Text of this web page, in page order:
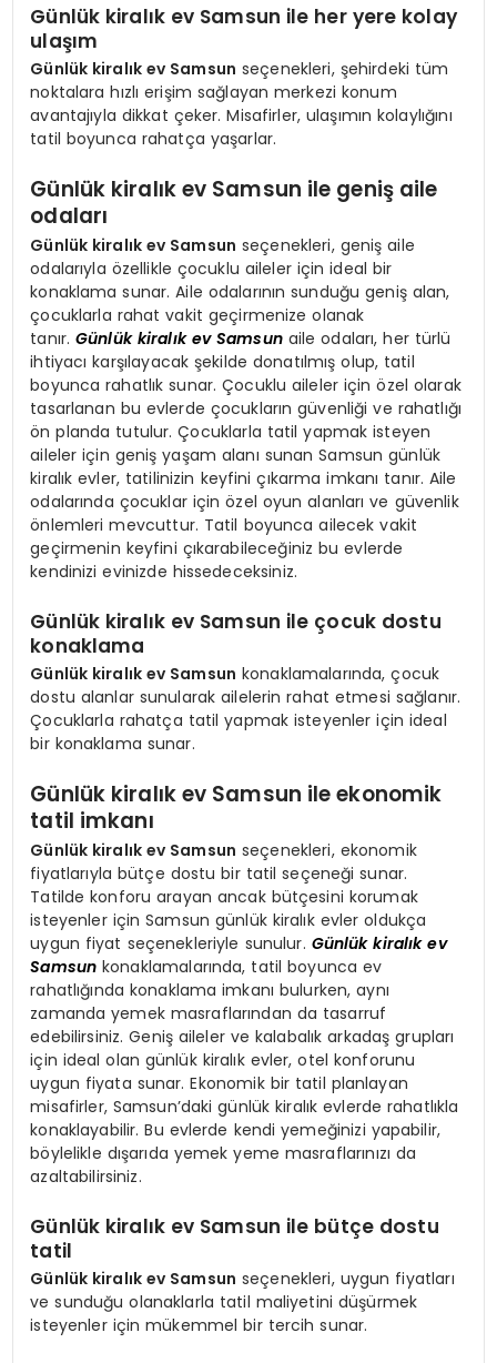
Günlük kiralık ev Samsun ile her yere kolay
ulaşım
Günlük kiralık ev Samsun seçenekleri, şehirdeki tüm
noktalara hızlı erişim sağlayan merkezi konum
avantajıyla dikkat çeker. Misafirler, ulaşımın kolaylığını
tatil boyunca rahatça yaşarlar.
Günlük kiralık ev Samsun ile geniş aile
odaları
Günlük kiralık ev Samsun seçenekleri, geniş aile
odalarıyla özellikle çocuklu aileler için ideal bir
konaklama sunar. Aile odalarının sunduğu geniş alan,
çocuklarla rahat vakit geçirmenize olanak
tanır.Günlük kiralık ev Samsunaile odaları, her türlü
ihtiyacı karşılayacak şekilde donatılmış olup, tatil
boyunca rahatlık sunar. Çocuklu aileler için özel olarak
tasarlanan bu evlerde çocukların güvenliği ve rahatlığı
ön planda tutulur. Çocuklarla tatil yapmak isteyen
aileler için geniş yaşam alanı sunan Samsun günlük
kiralık evler, tatilinizin keyfini çıkarma imkanı tanır. Aile
odalarında çocuklar için özel oyun alanları ve güvenlik
önlemleri mevcuttur. Tatil boyunca ailecek vakit
geçirmenin keyfini çıkarabileceğiniz bu evlerde
kendinizi evinizde hissedeceksiniz.
Günlük kiralık ev Samsun ile çocuk dostu
konaklama
Günlük kiralık ev Samsun konaklamalarında, çocuk
dostu alanlar sunularak ailelerin rahat etmesi sağlanır.
Çocuklarla rahatça tatil yapmak isteyenler için ideal
bir konaklama sunar.
Günlük kiralık ev Samsun ile ekonomik
tatil imkanı
Günlük kiralık ev Samsun seçenekleri, ekonomik
fiyatlarıyla bütçe dostu bir tatil seçeneği sunar.
Tatilde konforu arayan ancak bütçesini korumak
isteyenler için Samsun günlük kiralık evler oldukça
uygun fiyat seçenekleriyle sunulur. Günlük kiralık ev
Samsun konaklamalarında, tatil boyunca ev
rahatlığında konaklama imkanı bulurken, aynı
zamanda yemek masraflarından da tasarruf
edebilirsiniz. Geniş aileler ve kalabalık arkadaş grupları
için ideal olan günlük kiralık evler, otel konforunu
uygun fiyata sunar. Ekonomik bir tatil planlayan
misafirler, Samsun’daki günlük kiralık evlerde rahatlıkla
konaklayabilir. Bu evlerde kendi yemeğinizi yapabilir,
böylelikle dışarıda yemek yeme masraflarınızı da
azaltabilirsiniz.
Günlük kiralık ev Samsun ile bütçe dostu
tatil
Günlük kiralık ev Samsun seçenekleri, uygun fiyatları
ve sunduğu olanaklarla tatil maliyetini düşürmek
isteyenler için mükemmel bir tercih sunar.